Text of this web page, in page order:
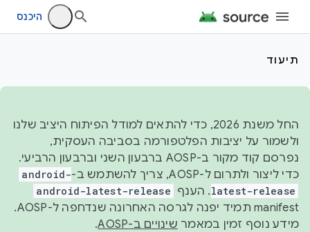
היכנס
תיעוד
החל משנת 2026, כדי להתאים למודל הפיתוח היציב שלנו
ולשמור על יציבות הפלטפורמה בסביבה העסקית,
נפרסם קוד מקור ב-AOSP ברבעון השני וברבעון הרביעי.
כדי ליצור ולתרום ל-AOSP, צריך להשתמש ב-
android-
latest-release. הענף android-latest-release
manifest תמיד יפנה לגרסה האחרונה שנדחפה ל-AOSP.
מידע נוסף זמין במאמר שינויים ב-AOSP .